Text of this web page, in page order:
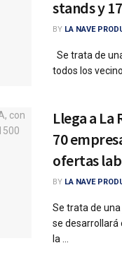
stands y
BY LA NAVE
Se trata de
todos los
Llega a La
70
ofertas
BY LA NAVE
Se trata de
se desarrollará
la ...